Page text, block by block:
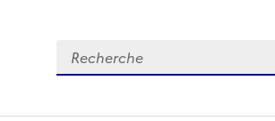
Recherche